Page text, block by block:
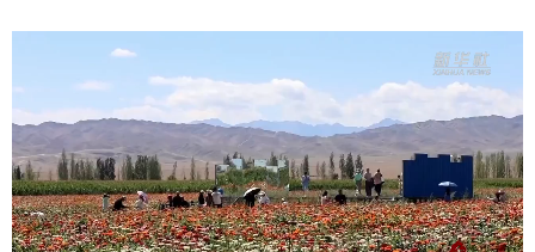
云游新疆 云端悦读 云看书画 光影新疆
人事频道 融媒体联播 廉政频道 新华视角看新疆
地方频道
北京 天津 河北 山西